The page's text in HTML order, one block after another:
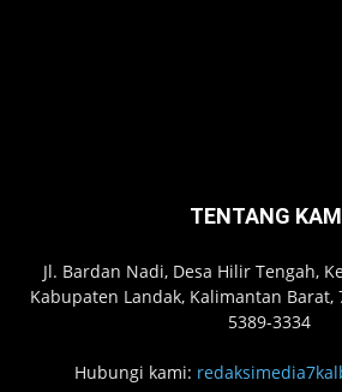
TENTANG
Jl. Bardan Nadi, Desa Hilir Tengah,
Kabupaten Landak, Kalimantan Barat,
5389-3334
Hubungi kami: